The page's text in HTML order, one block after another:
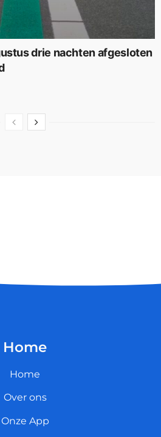
drie nachten afgesloten
Home
Home
Over ons
Onze App